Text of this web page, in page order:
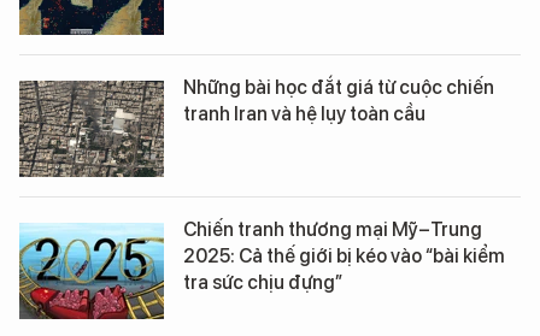
Những bài học đắt giá từ cuộc chiến
tranh Iran và hệ lụy toàn cầu
Chiến tranh thương mại Mỹ–Trung
2025: Cả thế giới bị kéo vào “bài kiểm
tra sức chịu đựng”